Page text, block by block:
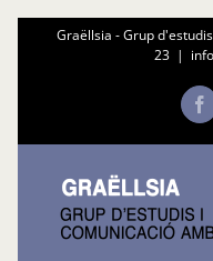
Graëllsia - Grup
23 |